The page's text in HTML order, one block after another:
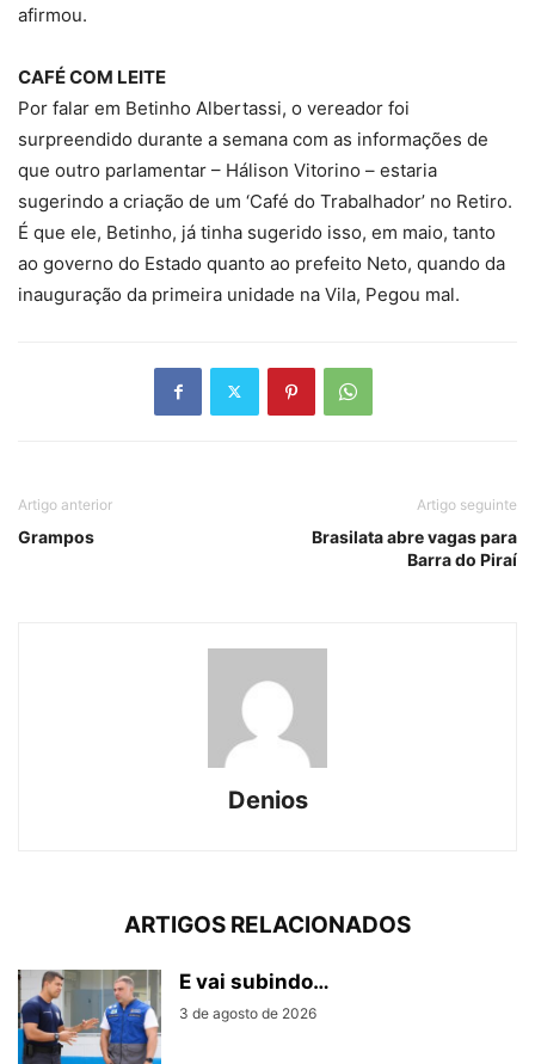
afirmou.
CAFÉ COM LEITE
Por falar em Betinho Albertassi, o vereador foi
surpreendido durante a semana com as informações de
que outro parlamentar – Hálison Vitorino – estaria
sugerindo a criação de um ‘Café do Trabalhador’ no Retiro.
É que ele, Betinho, já tinha sugerido isso, em maio, tanto
ao governo do Estado quanto ao prefeito Neto, quando da
inauguração da primeira unidade na Vila, Pegou mal.
Artigo anterior
Grampos
Artigo seguinte
Brasilata abre vagas para
Barra do Piraí
Denios
ARTIGOS RELACIONADOS
E vai subindo…
3 de agosto de 2026